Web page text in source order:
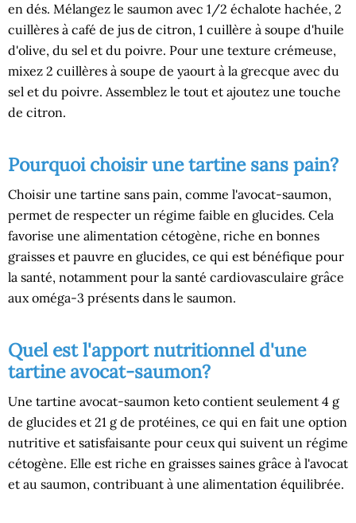
en dés. Mélangez le saumon avec 1/2 échalote hachée, 2
cuillères à café de jus de citron, 1 cuillère à soupe d'huile
d'olive, du sel et du poivre. Pour une texture crémeuse,
mixez 2 cuillères à soupe de yaourt à la grecque avec du
sel et du poivre. Assemblez le tout et ajoutez une touche
de citron.
Pourquoi choisir une tartine sans pain?
Choisir une tartine sans pain, comme l'avocat-saumon,
permet de respecter un régime faible en glucides. Cela
favorise une alimentation cétogène, riche en bonnes
graisses et pauvre en glucides, ce qui est bénéfique pour
la santé, notamment pour la santé cardiovasculaire grâce
aux oméga-3 présents dans le saumon.
Quel est l'apport nutritionnel d'une
tartine avocat-saumon?
Une tartine avocat-saumon keto contient seulement 4 g
de glucides et 21 g de protéines, ce qui en fait une option
nutritive et satisfaisante pour ceux qui suivent un régime
cétogène. Elle est riche en graisses saines grâce à l'avocat
et au saumon, contribuant à une alimentation équilibrée.